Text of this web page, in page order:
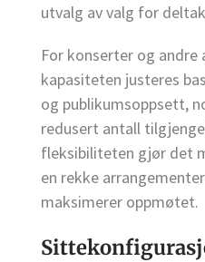
utvalg av valg for
For konserter og andre
kapasiteten justeres
og publikumsoppsett,
redusert antall
fleksibiliteten gjør det
en rekke
maksimerer oppmøtet.